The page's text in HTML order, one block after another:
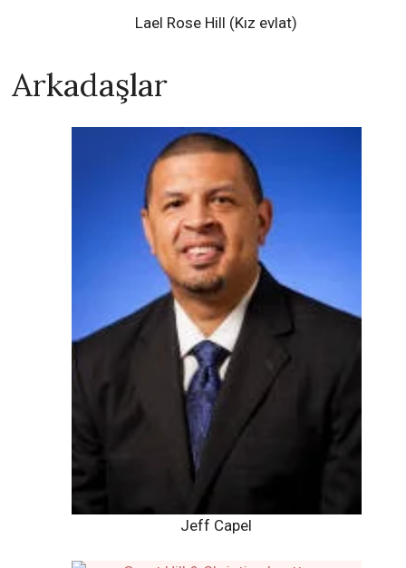
Lael Rose Hill (Kız evlat)
Arkadaşlar
Jeff Capel